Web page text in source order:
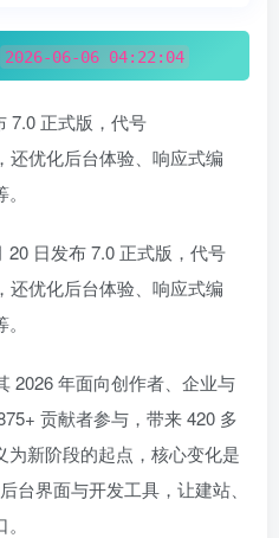
2026-06-06 04:22:04
7.0 正式版，代号
还优化后台体验、响应式编
2026 年面向创作者、企业与
贡献者参与，带来 420 多
新阶段的起点，核心变化是
台界面与开发工具，让建站、